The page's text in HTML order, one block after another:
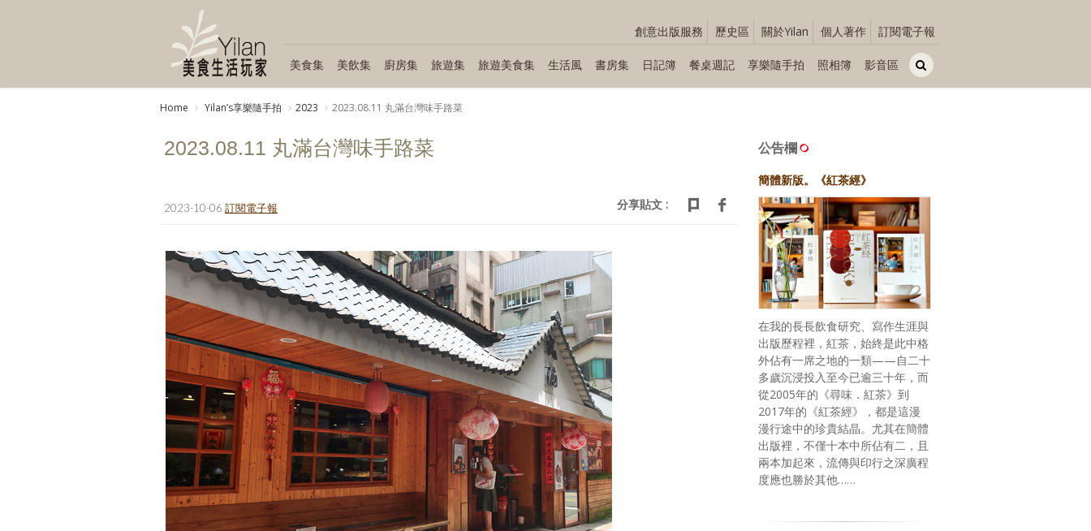
創意出版服務 歷史區 關於Yilan 個人著作 訂閱電子報
美食集 美飲集 廚房集 旅遊集 旅遊美食集 生活風 書房集 日記簿 餐桌週記 享樂隨手拍 照相簿 影音區
Home Yilanʼs享樂隨手拍 2023 2023.08.11 丸滿台灣味手路菜
2023.08.11 丸滿台灣味手路菜
2023-10-06 訂閱電子報 分享貼文 :
公告欄
簡體新版。《紅茶經》
在我的長長飲食研究、寫作生涯與
出版歷程裡，紅茶，始終是此中格
外佔有一席之地的一類——自二十
多歲沉浸投入至今已逾三十年，而
從2005年的《尋味．紅茶》到
2017年的《紅茶經》，都是這漫
漫行途中的珍貴結晶。尤其在簡體
出版裡，不僅十本中所佔有二，且
兩本加起來，流傳與印行之深廣程
度應也勝於其他……